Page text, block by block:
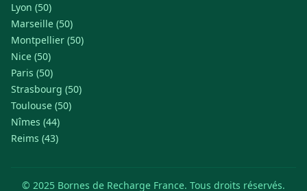
Lyon (50)
Marseille (50)
Montpellier (50)
Nice (50)
Paris (50)
Strasbourg (50)
Toulouse (50)
Nîmes (44)
Reims (43)
© 2025 Bornes de Recharge France. Tous droits réservés.